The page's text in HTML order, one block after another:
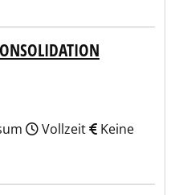
Vollzeit
Keine